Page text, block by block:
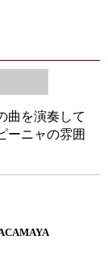
曲を演奏して
ーニャの雰囲